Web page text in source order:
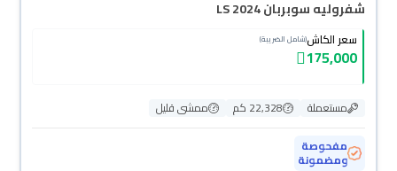
شفروليه سوبربان LS 2024
سعر الكاش(شامل الضريبة)
175,000
مستعملة 22,328 كم
ممشى قليل
مفحوصة
ومضمونة